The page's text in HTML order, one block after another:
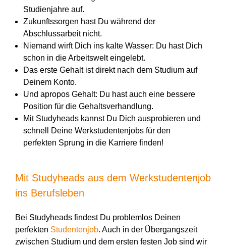
Studienjahre auf.
Zukunftssorgen hast Du während der
Abschlussarbeit nicht.
Niemand wirft Dich ins kalte Wasser: Du hast Dich
schon in die Arbeitswelt eingelebt.
Das erste Gehalt ist direkt nach dem Studium auf
Deinem Konto.
Und apropos Gehalt: Du hast auch eine bessere
Position für die Gehaltsverhandlung.
Mit Studyheads kannst Du Dich ausprobieren und
schnell Deine Werkstudentenjobs für den
perfekten Sprung in die Karriere finden!
Mit Studyheads aus dem Werkstudentenjob
ins Berufsleben
Bei Studyheads findest Du problemlos Deinen
perfekten Studentenjob. Auch in der Übergangszeit
zwischen Studium und dem ersten festen Job sind wir